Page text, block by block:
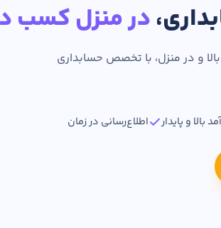
در منزل کسب
و در منزل، با تخصص حسابداری
بالا و پایدار اطلاع‌رسانی در زمان
دارید توضیح مختصر از فعالیتی که در حسابداری داشته